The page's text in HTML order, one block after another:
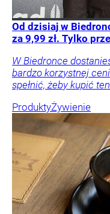
Od dzisiaj w
za 9,99 zł. Tylko
W Biedronce
bardzo korzystnej
spełnić, żeby kupić
ProduktyŻywienie